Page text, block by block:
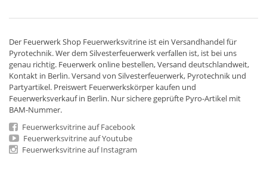
Der Feuerwerk Shop Feuerwerksvitrine ist ein Versandhandelfür
Pyrotechnik. Wer dem Silvesterfeuerwerk verfallen ist, ist bei uns
genau richtig. Feuerwerk online bestellen,Versand deutschlandweit,
Kontakt in Berlin. Versand von Silvesterfeuerwerk, Pyrotechnik und
Partyartikel. Preiswert Feuerwerkskörper kaufen und
Feuerwerksverkauf in Berlin. Nur sichere geprüfte Pyro-Artikel mit
BAM-Nummer.
Feuerwerksvitrine auf Facebook
Feuerwerksvitrine auf Youtube
Feuerwerksvitrine auf Instagram